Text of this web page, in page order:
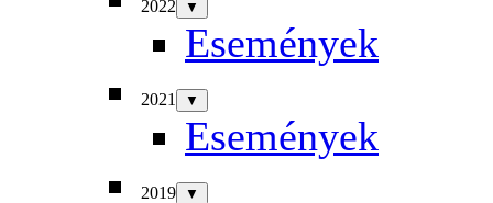
2022 ▼
Események
2021 ▼
Események
2019 ▼